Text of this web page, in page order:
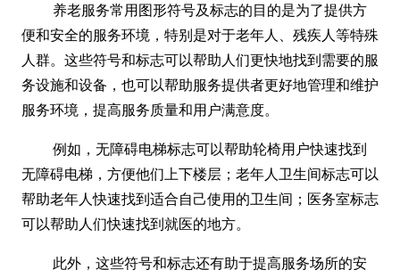
养老服务常用图形符号及标志的目的是为了提供方
便和安全的服务环境，特别是对于老年人、残疾人等特殊
人群。这些符号和标志可以帮助人们更快地找到需要的服
务设施和设备，也可以帮助服务提供者更好地管理和维护
服务环境，提高服务质量和用户满意度。
例如，无障碍电梯标志可以帮助轮椅用户快速找到
无障碍电梯，方便他们上下楼层；老年人卫生间标志可以
帮助老年人快速找到适合自己使用的卫生间；医务室标志
可以帮助人们快速找到就医的地方。
此外，这些符号和标志还有助于提高服务场所的安